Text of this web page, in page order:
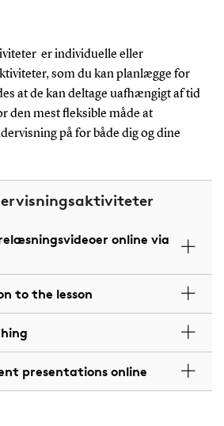
er individuelle eller
som du kan planlægge for
at de kan deltage uafhængigt af tid
den mest fleksible måde at
på for både dig og dine
online via
to the lesson
presentations online